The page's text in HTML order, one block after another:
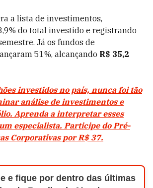
a lista de investimentos,
do total investido e registrando
Já os fundos de
51%, alcançando R$ 35,2
investidos no país, nunca foi tão
análise de investimentos e
Aprenda a interpretar esses
especialista. Participe do Pré-
Corporativas por R$ 37.
e fique por dentro das últimas